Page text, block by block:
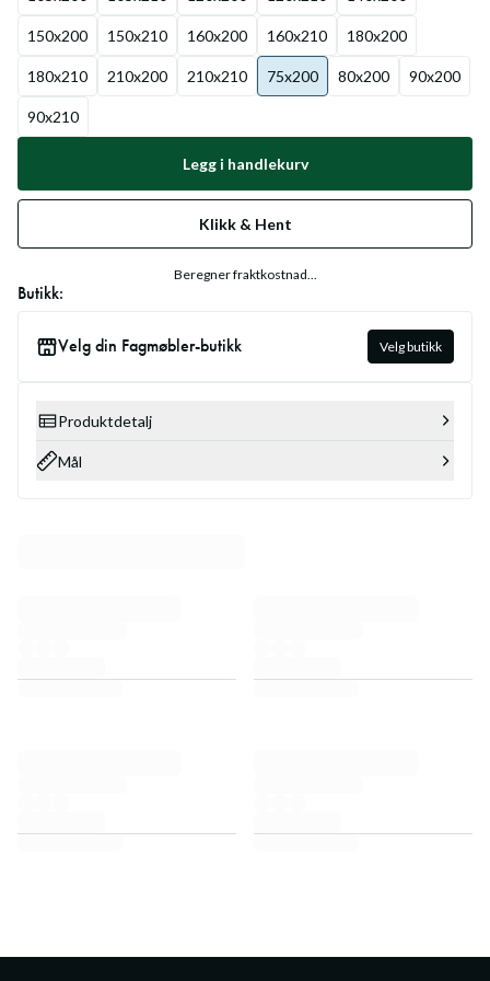
150x200 150x210 160x200 160x210 180x200
180x210 210x200 210x210 75x200 80x200 90x200
90x210
Legg i handlekurv
Klikk & Hent
Beregner fraktkostnad...
Butikk:
Velg din Fagmøbler-butikk Velg butikk
Produktdetalj
Mål